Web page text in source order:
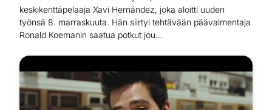
keskikenttäpelaaja Xavi Hernández, joka aloitti uuden
työnsä 8. marraskuuta. Hän siirtyi tehtävään päävalmentaja
Ronald Koemanin saatua potkut jou...